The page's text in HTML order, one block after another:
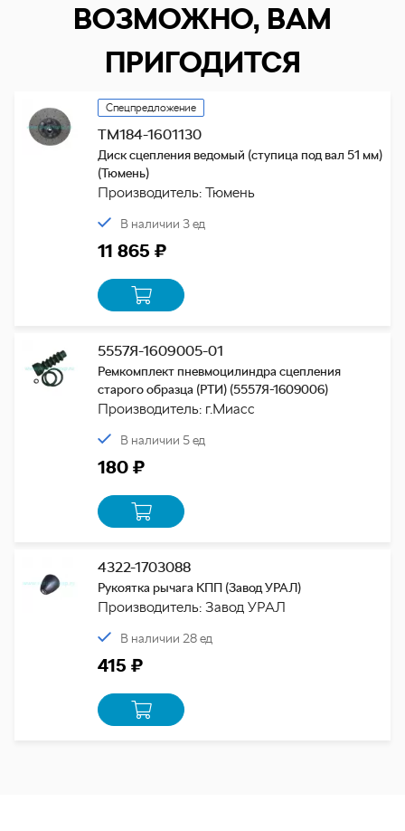
ВОЗМОЖНО, ВАМ
ПРИГОДИТСЯ
Спецпредложение
ТМ184-1601130
Диск сцепления ведомый (ступица под вал 51 мм)
(Тюмень)
Производитель: Тюмень
В наличии 3 ед
11 865 ₽
5557Я-1609005-01
Ремкомплект пневмоцилиндра сцепления
старого образца (РТИ) (5557Я-1609006)
Производитель: г.Миасс
В наличии 5 ед
180 ₽
4322-1703088
Рукоятка рычага КПП (Завод УРАЛ)
Производитель: Завод УРАЛ
В наличии 28 ед
415 ₽